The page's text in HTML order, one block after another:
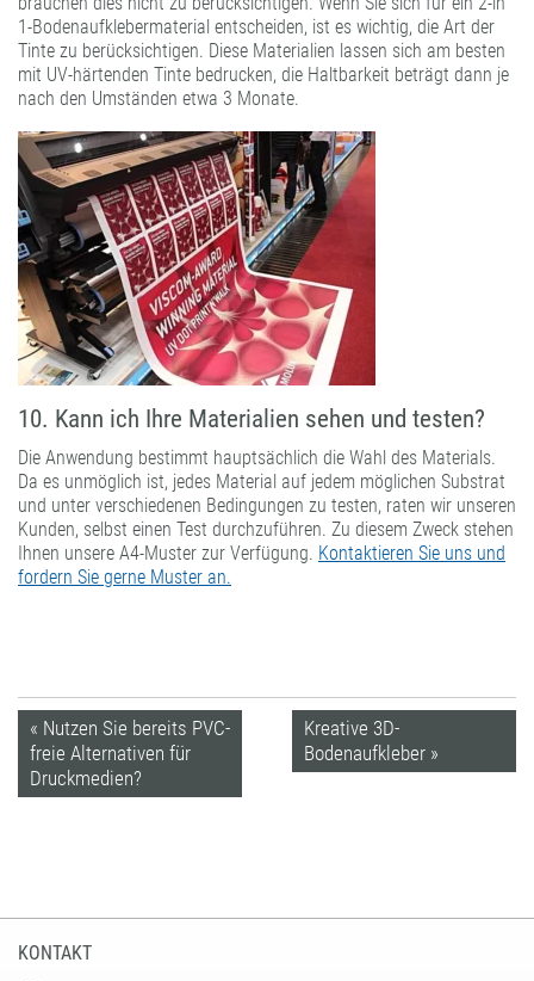
1-Bodenaufklebermaterial entscheiden, ist es wichtig, die Art der
Tinte zu berücksichtigen. Diese Materialien lassen sich am besten
mit UV-härtenden Tinte bedrucken, die Haltbarkeit beträgt dann je
nach den Umständen etwa 3 Monate.
10. Kann ich Ihre Materialien sehen und testen?
Die Anwendung bestimmt hauptsächlich die Wahl des Materials.
Da es unmöglich ist, jedes Material auf jedem möglichen Substrat
und unter verschiedenen Bedingungen zu testen, raten wir unseren
Kunden, selbst einen Test durchzuführen. Zu diesem Zweck stehen
Ihnen unsere A4-Muster zur Verfügung. Kontaktieren Sie uns und
fordern Sie gerne Muster an.
Kreative 3D-
Bodenaufkleber »
« Nutzen Sie bereits PVC-
freie Alternativen für
Druckmedien?
KONTAKT